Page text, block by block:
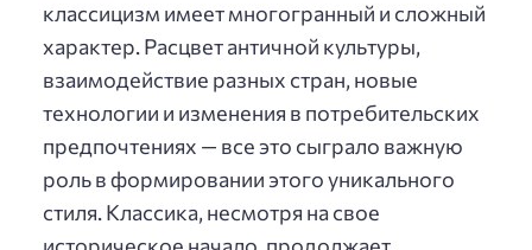
классицизм имеет многогранный и сложный
характер. Расцвет античной культуры,
взаимодействие разных стран, новые
технологии и изменения в потребительских
предпочтениях — все это сыграло важную
роль в формировании этого уникального
стиля. Классика, несмотря на свое
историческое начало, продолжает